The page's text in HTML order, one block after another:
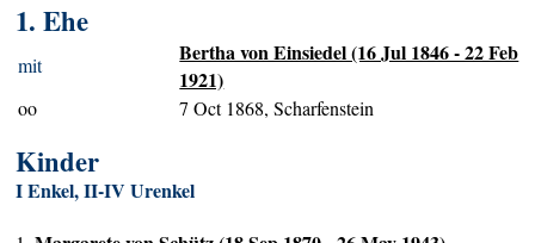
1. Ehe
mit
Bertha von Einsiedel (16 Jul 1846 - 22 Feb
1921)
oo 7 Oct 1868, Scharfenstein
Kinder
I Enkel, II-IV Urenkel